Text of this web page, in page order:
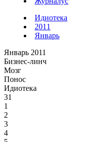
Идиотека
2011
Январь
Январь 2011
Бизнес-линч
Мозг
Понос
Идиотека
31
1
2
3
4